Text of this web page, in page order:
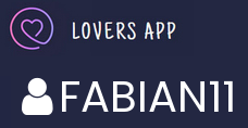
FABIAN11